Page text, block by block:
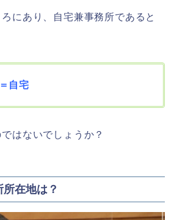
にあり、自宅兼事務所であると
自宅
はないでしょうか？
在地は？